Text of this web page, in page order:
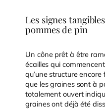
Les signes
pommes de pin
Un cône prêt à être
écailles qui
qu’une structure
que les graines sont à
totalement ouvert
graines ont déjà été